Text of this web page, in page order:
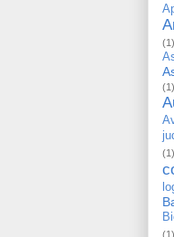
(1)
(1)
(1)
(1)